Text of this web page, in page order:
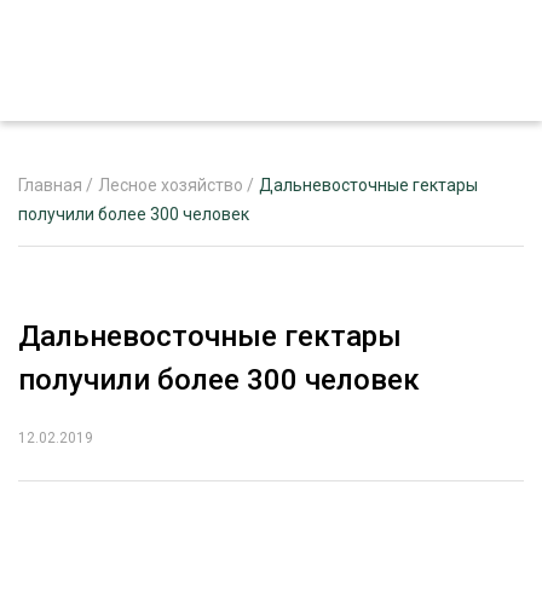
РЕКЛАМОДАТЕЛЯМ
ЛЕСНОЕ ХОЗЯЙСТВО
Главная / Лесное хозяйство / Дальневосточные гектары
получили более 300 человек
Дальневосточные гектары
получили более 300 человек
12.02.2019